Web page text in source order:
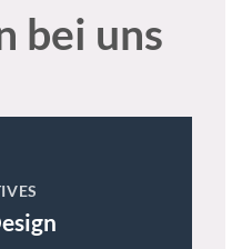
bei uns